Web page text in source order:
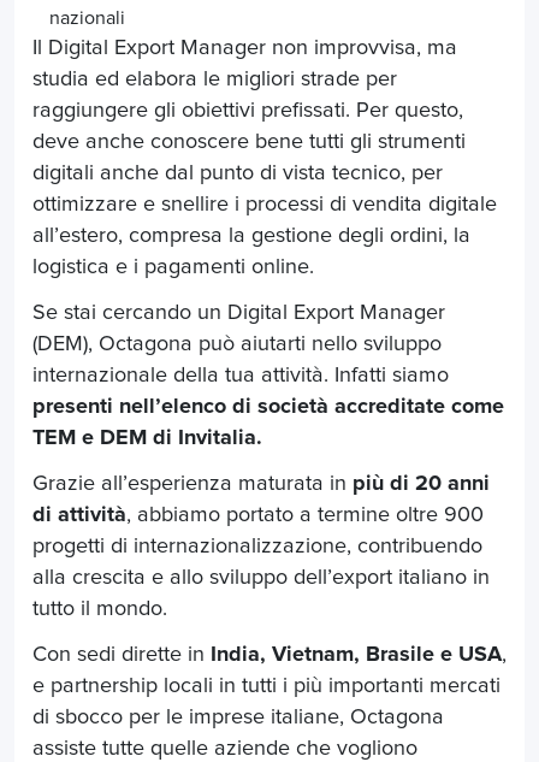
nazionali
Il Digital Export Manager non improvvisa, ma
studia ed elabora le migliori strade per
raggiungere gli obiettivi prefissati. Per questo,
deve anche conoscere bene tutti gli strumenti
digitali anche dal punto di vista tecnico, per
ottimizzare e snellire i processi di vendita digitale
all’estero, compresa la gestione degli ordini, la
logistica e i pagamenti online.
Se stai cercando un Digital Export Manager
(DEM), Octagona può aiutarti nello sviluppo
internazionale della tua attività. Infatti siamo
presenti nell’elenco di società accreditate come
TEM e DEM di Invitalia.
Grazie all’esperienza maturata in più di 20 anni
di attività, abbiamo portato a termine oltre 900
progetti di internazionalizzazione, contribuendo
alla crescita e allo sviluppo dell’export italiano in
tutto il mondo.
Con sedi dirette in India, Vietnam, Brasile e USA,
e partnership locali in tutti i più importanti mercati
di sbocco per le imprese italiane, Octagona
assiste tutte quelle aziende che vogliono